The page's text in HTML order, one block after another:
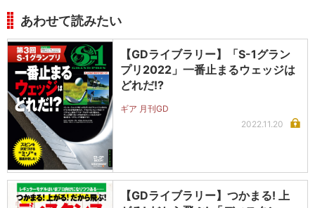
あわせて読みたい
【GDライブラリー】「S-1グラン
プリ2022」一番止まるウェッジは
どれだ!?
ギア 月刊GD
2022.11.20
【GDライブラリー】つかまる! 上